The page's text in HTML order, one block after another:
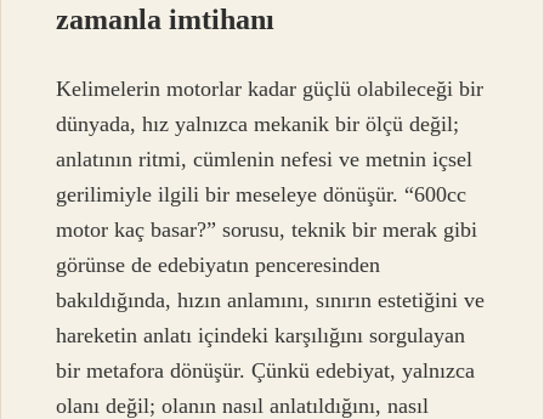
zamanla imtihanı
Kelimelerin motorlar kadar güçlü olabileceği bir
dünyada, hız yalnızca mekanik bir ölçü değil;
anlatının ritmi, cümlenin nefesi ve metnin içsel
gerilimiyle ilgili bir meseleye dönüşür. “600cc
motor kaç basar?” sorusu, teknik bir merak gibi
görünse de edebiyatın penceresinden
bakıldığında, hızın anlamını, sınırın estetiğini ve
hareketin anlatı içindeki karşılığını sorgulayan
bir metafora dönüşür. Çünkü edebiyat, yalnızca
olanı değil; olanın nasıl anlatıldığını, nasıl